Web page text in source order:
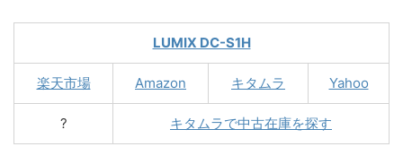
LUMIX DC-S1H
楽天市場 Amazon キタムラ Yahoo
? キタムラで中古在庫を探す